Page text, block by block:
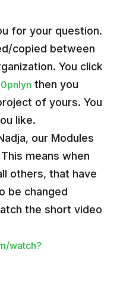
for your question.
copied between
You click
then you
of yours. You
like.
our Modules
means when
others, that have
be changed
the short video
watch?